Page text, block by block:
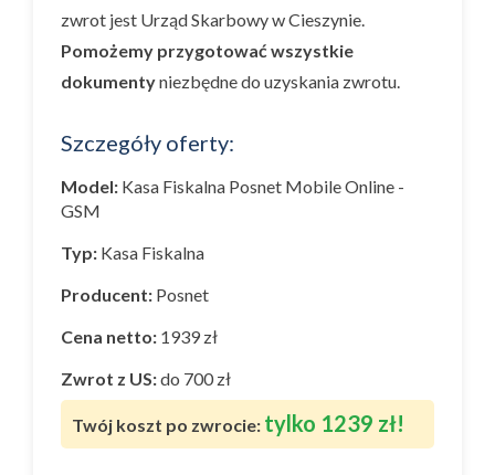
zwrot jest Urząd Skarbowy w Cieszynie.
Pomożemy przygotować wszystkie
dokumentyniezbędne do uzyskania zwrotu.
Szczegóły oferty:
Model: Kasa Fiskalna Posnet Mobile Online -
GSM
Typ: Kasa Fiskalna
Producent: Posnet
Cena netto: 1939 zł
Zwrot z US:do 700 zł
Twój koszt po zwrocie: tylko 1239 zł!